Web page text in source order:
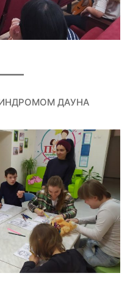
ДАУНА